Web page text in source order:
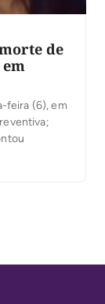
de
feira (6), em